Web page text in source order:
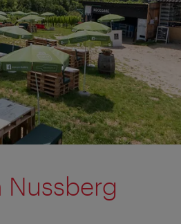
Nussberg